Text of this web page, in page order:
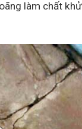
làm chất